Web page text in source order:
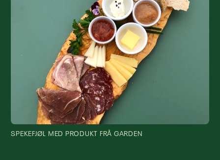
SPEKEFJØL MED PRODUKT FRÅ GARDEN